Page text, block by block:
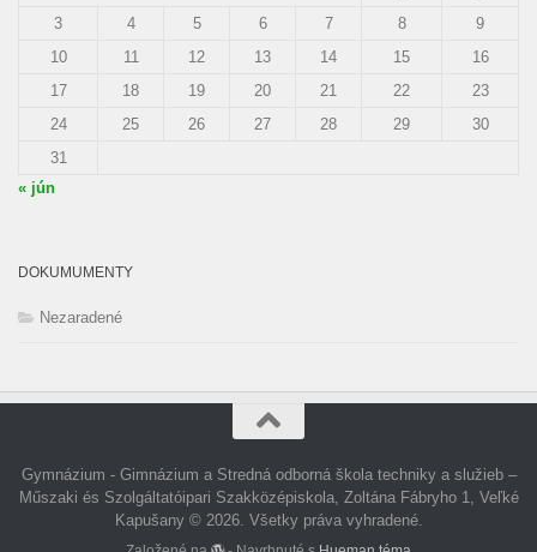
3
4 5 6 7 8
9
10
11 12 13 14 15
16
17
18 19 20 21 22
23
24
25 26 27 28 29
30
31
« jún
DOKUMUMENTY
Nezaradené
Gymnázium - Gimnázium a Stredná odborná škola techniky a služieb –
Műszaki és Szolgáltatóipari Szakközépiskola, Zoltána Fábryho 1, Veľké
Kapušany © 2026. Všetky práva vyhradené.